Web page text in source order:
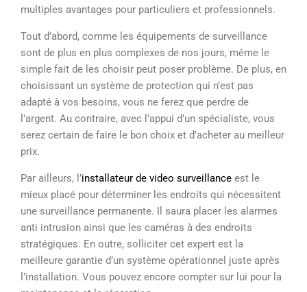
multiples avantages pour particuliers et professionnels.
Tout d’abord, comme les équipements de surveillance
sont de plus en plus complexes de nos jours, même le
simple fait de les choisir peut poser problème. De plus, en
choisissant un système de protection qui n’est pas
adapté à vos besoins, vous ne ferez que perdre de
l’argent. Au contraire, avec l’appui d’un spécialiste, vous
serez certain de faire le bon choix et d’acheter au meilleur
prix.
Par ailleurs, l’installateur de video surveillance est le
mieux placé pour déterminer les endroits qui nécessitent
une surveillance permanente. Il saura placer les alarmes
anti intrusion ainsi que les caméras à des endroits
stratégiques. En outre, solliciter cet expert est la
meilleure garantie d’un système opérationnel juste après
l’installation. Vous pouvez encore compter sur lui pour la